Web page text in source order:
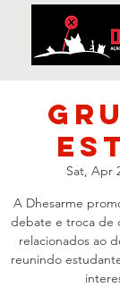
Sat, Apr
A Dhesarme
debate e troca de
relacionados ao
reunindo